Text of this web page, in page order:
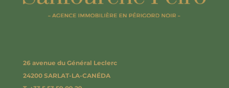
26 avenue du Général Leclerc
24200 SARLAT-LA-CANÉDA